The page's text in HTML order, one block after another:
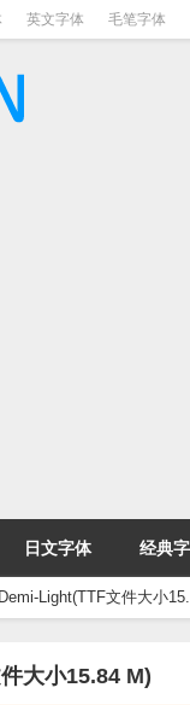
英文字体 毛笔字体
日文字体 经典
Light(TTF文件大小
大小15.84 M)